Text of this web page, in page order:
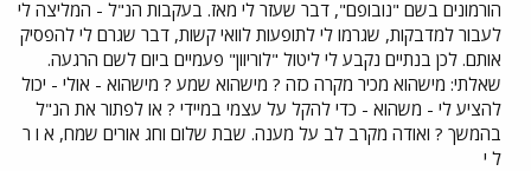
הורמונים בשם "נובופם", דבר שעזר לי מאז. בעקבות הנ"ל - המליצה לי
לעבור למדבקות, שגרמו לי לתופעות לוואי קשות, דבר שגרם לי להפסיק
אותם. לכן בנתיים נקבע לי ליטול "לוריוון" פעמיים ביום לשם הרגעה.
שאלתי: מישהוא מכיר מקרה כזה ? מישהוא שמע ? מישהוא - אולי - יכול
להציע לי - משהוא - כדי להקל על עצמי במיידי ? או לפתור את הנ"ל
בהמשך ? ואודה מקרב לב על מענה. שבת שלום וחג אורים שמח, א ו ר
ל י